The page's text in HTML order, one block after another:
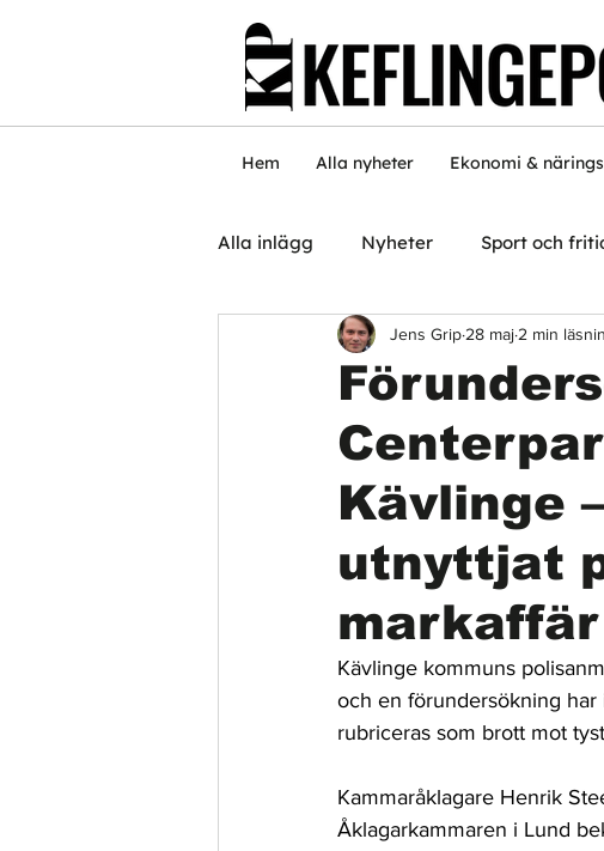
Hem Alla nyheter Ekonomi &
Alla inlägg Nyheter Sport och
Kävlinge
utnyttjat
markaffär
Jens Grip 28 maj 2 min
Kävlinge kommuns
och en förundersökning
rubriceras som brott mot
Kammaråklagare Henrik
Åklagarkammaren i Lund